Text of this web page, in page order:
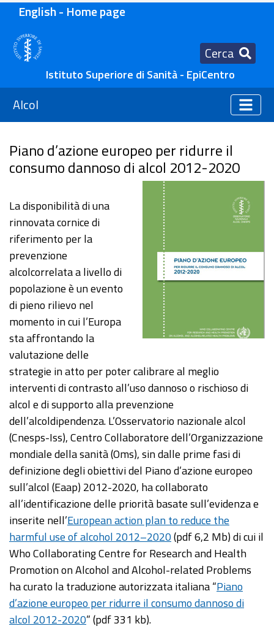
English - Home page
Cerca
Istituto Superiore di Sanità - EpiCentro
Alcol
Piano d’azione europeo per ridurre il
consumo dannoso di alcol 2012-2020
La disponibilità di una
rinnovata cornice di
riferimento per la
prevenzione
alcolcorrelata a livello di
popolazione è un evento
di pieno rilievo nel
momento in cui l’Europa
sta affrontando la
valutazione delle
strategie in atto per poter calibrare al meglio
interventi di contrasto all’uso dannoso o rischioso di
alcol e di supporto alla prevenzione
dell’alcoldipendenza. L’Osservatorio nazionale alcol
(Cnesps-Iss), Centro Collaboratore dell’Organizzazione
mondiale della sanità (Oms), sin dalle prime fasi di
definizione degli obiettivi del Piano d’azione europeo
sull’alcol (Eaap) 2012-2020, ha collaborato
all’identificazione delle priorità basate sull’evidenza e
inserite nell’European action plan to reduce the
harmful use of alcohol 2012–2020(pdf 6,2 Mb) di cui il
Who Collaborating Centre for Research and Health
Promotion on Alcohol and Alcohol-related Problems
ha curato la traduzione autorizzata italiana “Piano
d’azione europeo per ridurre il consumo dannoso di
alcol 2012-2020” (pdf 331 kb).